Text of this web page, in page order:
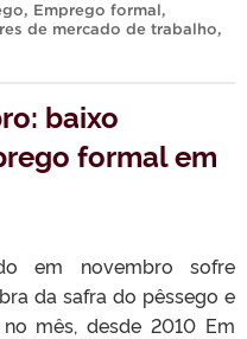
, Emprego formal,
de mercado de trabalho,
baixo
formal em
em novembro sofre
da safra do pêssego e
mês, desde 2010 Em